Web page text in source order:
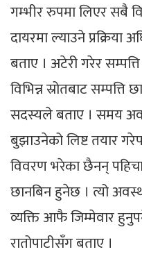
गम्भीर रुपमा लिएर सबै
दायरमा ल्याउने
बताए । अटेरी गरेर
विभिन्न स्रोतबाट
सदस्यले बताए । समय
बुझाउनेको लिष्ट तयार
विवरण भरेका छैनन्
छानबिन हुनेछ । त्यो
व्यक्ति आफै जिम्मेवार
रातोपाटीसँग बताए ।